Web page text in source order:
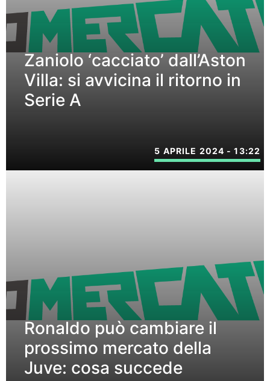
Zaniolo ‘cacciato’ dall’Aston
Villa: si avvicina il ritorno in
Serie A
5 APRILE 2024 - 13:22
Ronaldo può cambiare il
prossimo mercato della
Juve: cosa succede